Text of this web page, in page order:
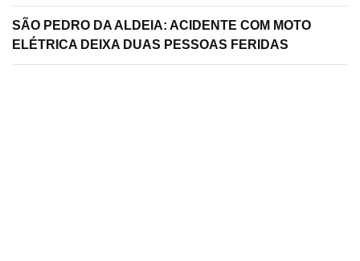
SÃO PEDRO DA ALDEIA: ACIDENTE COM MOTO
ELÉTRICA DEIXA DUAS PESSOAS FERIDAS